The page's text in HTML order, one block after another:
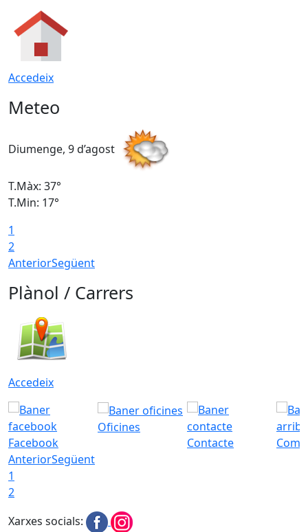
Accedeix
Meteo
Diumenge, 9 d’agost
T.Màx: 37°
T.Min: 17°
1
2
AnteriorSegüent
Plànol / Carrers
Accedeix
Facebook
Oficines
Contacte
Com
AnteriorSegüent
1
2
Xarxes socials: